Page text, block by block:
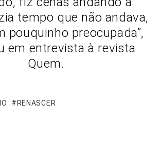
tempo que não andava,
pouquinho preocupada”,
em entrevista à revista
Quem.
RENASCER